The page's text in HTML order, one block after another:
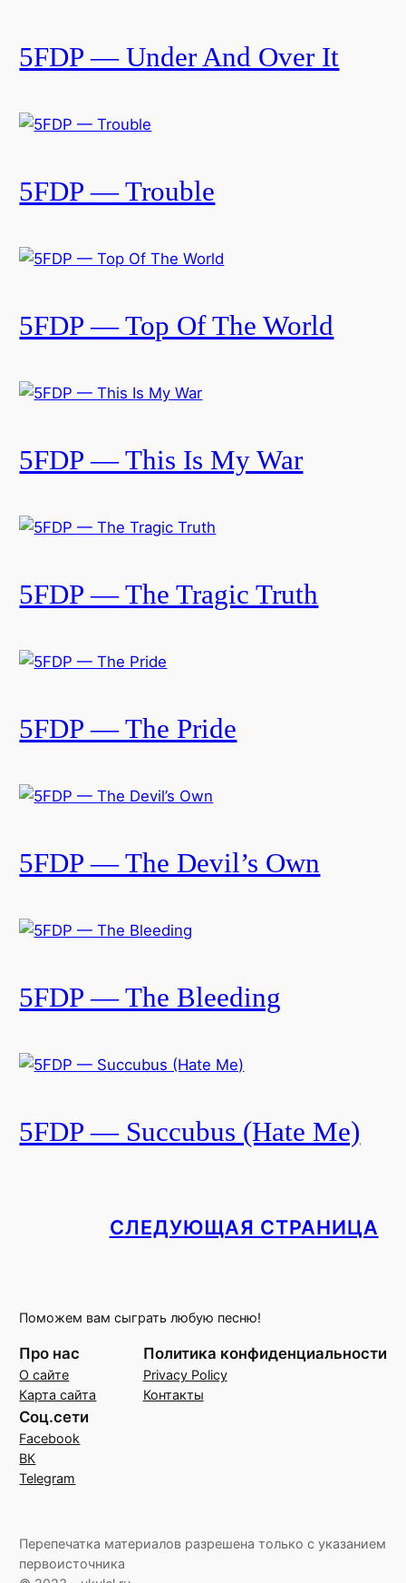
5FDP — Under And Over It
5FDP — Trouble
5FDP — Top Of The World
5FDP — This Is My War
5FDP — The Tragic Truth
5FDP — The Pride
5FDP — The Devil’s Own
5FDP — The Bleeding
5FDP — Succubus (Hate Me)
СЛЕДУЮЩАЯ СТРАНИЦА
Поможем вам сыграть любую песню!
Про нас
О сайте
Карта сайта
Политика конфиденциальности
Privacy Policy
Контакты
Соц.сети
Facebook
ВК
Telegram
Перепечатка материалов разрешена только с указанием
первоисточника